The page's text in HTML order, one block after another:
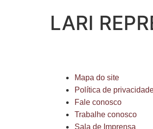
LARI
Mapa do site
Política de
Fale conosco
Trabalhe conosco
Sala de Imprensa